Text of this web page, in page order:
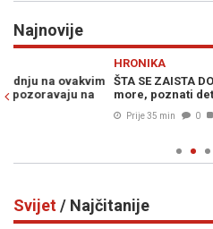
Najnovije
ŠTA SE ZAISTA DOGODILO:
more, poznati detalji koji su
Svijet/ Najčitanije